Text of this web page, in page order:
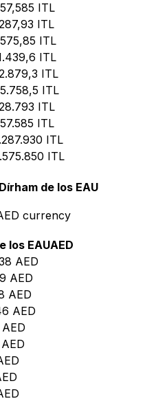
ITL
ITL
ITL
ITL
ITL
ITL
ITL
ITL
ITL
ITL
de los EAU
currency
los EAUAED
AED
AED
AED
AED
AED
AED